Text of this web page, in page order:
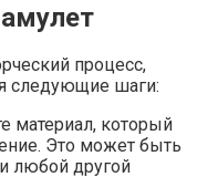
процесс,
следующие шаги:
материал, который
Это может быть
любой другой